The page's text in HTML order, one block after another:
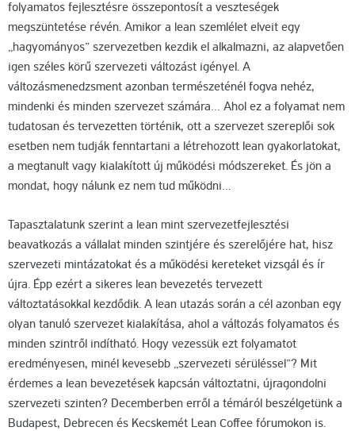
folyamatos fejlesztésre összepontosít a veszteségek
megszüntetése révén. Amikor a lean szemlélet elveit egy
„hagyományos” szervezetben kezdik el alkalmazni, az alapvetően
igen széles körű szervezeti változást igényel. A
változásmenedzsment azonban természeténél fogva nehéz,
mindenki és minden szervezet számára… Ahol ez a folyamat nem
tudatosan és tervezetten történik, ott a szervezet szereplői sok
esetben nem tudják fenntartani a létrehozott lean gyakorlatokat,
a megtanult vagy kialakított új működési módszereket. És jön a
mondat, hogy nálunk ez nem tud működni…
Tapasztalatunk szerint a lean mint szervezetfejlesztési
beavatkozás a vállalat minden szintjére és szerelőjére hat, hisz
szervezeti mintázatokat és a működési kereteket vizsgál és ír
újra. Épp ezért a sikeres lean bevezetés tervezett
változtatásokkal kezdődik. A lean utazás során a cél azonban egy
olyan tanuló szervezet kialakítása, ahol a változás folyamatos és
minden szintről indítható. Hogy vezessük ezt folyamatot
eredményesen, minél kevesebb „szervezeti sérüléssel”? Mit
érdemes a lean bevezetések kapcsán változtatni, újragondolni
szervezeti szinten? Decemberben erről a témáról beszélgetünk a
Budapest, Debrecen és Kecskemét Lean Coffee fórumokon is.